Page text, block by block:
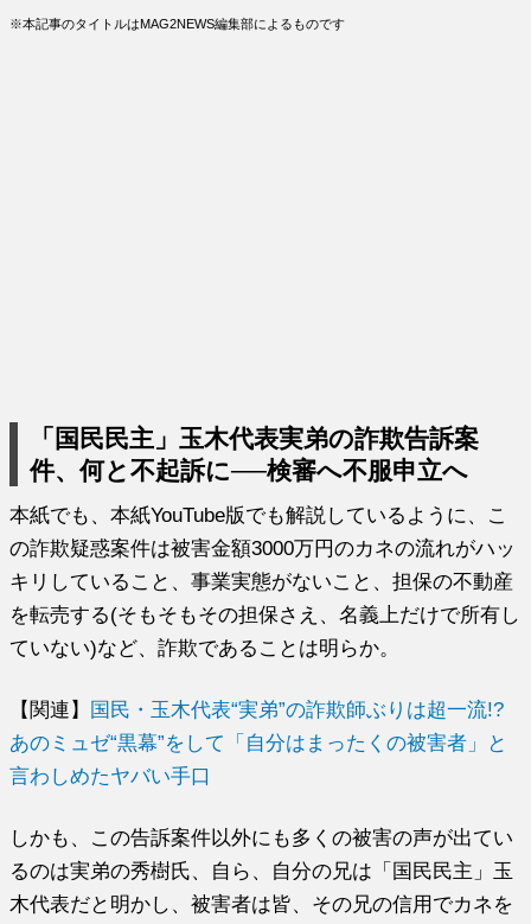
※本記事のタイトルはMAG2NEWS編集部によるものです
「国民民主」玉木代表実弟の詐欺告訴案
件、何と不起訴に──検審へ不服申立へ
本紙でも、本紙YouTube版でも解説しているように、こ
の詐欺疑惑案件は被害金額3000万円のカネの流れがハッ
キリしていること、事業実態がないこと、担保の不動産
を転売する(そもそもその担保さえ、名義上だけで所有し
ていない)など、詐欺であることは明らか。
【関連】 国民・玉木代表“実弟”の詐欺師ぶりは超一流!?
あのミュゼ“黒幕”をして「自分はまったくの被害者」と
言わしめたヤバい手口
しかも、この告訴案件以外にも多くの被害の声が出てい
るのは実弟の秀樹氏、自ら、自分の兄は「国民民主」玉
木代表だと明かし、被害者は皆、その兄の信用でカネを